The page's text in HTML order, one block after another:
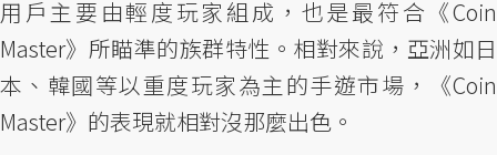
用戶主要由輕度玩家組成，也是最符合《Coin
Master》所瞄準的族群特性。相對來說，亞洲如日
本、韓國等以重度玩家為主的手遊市場，《Coin
Master》的表現就相對沒那麼出色。